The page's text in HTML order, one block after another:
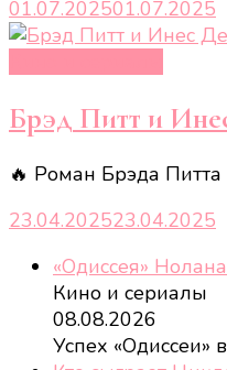
01.07.202501.07.2025
Брэд Питт и
🔥 Роман Брэда
23.04.202523.04.2025
«Одиссея»
Кино и сериалы
08.08.2026
Успех «Одиссеи»